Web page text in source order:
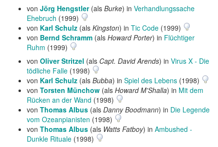
von Jörg Hengstler(als Burke) in Verhandlungssache
Ehebruch (1999)
von Karl Schulz (als Kingston) in Tic Code (1999)
von Bernd Schramm (als Howard Porter) in Flüchtiger
Ruhm (1999)
von Oliver Stritzel (als Capt. David Arends) in Virus X - Die
tödliche Falle (1998)
von Karl Schulz (als Bubba) in Spiel des Lebens (1998)
von Torsten Münchow (als Howard M'Shalla) in Mit dem
Rücken an der Wand (1998)
von Thomas Albus (als Danny Boodmann) in Die Legende
vom Ozeanpianisten (1998)
von Thomas Albus (als Watts Fatboy) in Ambushed -
Dunkle Rituale (1998)